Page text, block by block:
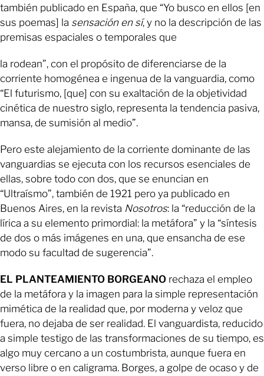
también publicado en España, que “Yo busco en ellos [en
sus poemas] la sensación en sí, y no la descripción de las
premisas espaciales o temporales que
la rodean”, con el propósito de diferenciarse de la
corriente homogénea e ingenua de la vanguardia, como
“El futurismo, [que] con su exaltación de la objetividad
cinética de nuestro siglo, representa la tendencia pasiva,
mansa, de sumisión al medio”.
Pero este alejamiento de la corriente dominante de las
vanguardias se ejecuta con los recursos esenciales de
ellas, sobre todo con dos, que se enuncian en
“Ultraísmo”, también de 1921 pero ya publicado en
Buenos Aires, en la revista Nosotros: la “reducción de la
lírica a su elemento primordial: la metáfora” y la “síntesis
de dos o más imágenes en una, que ensancha de ese
modo su facultad de sugerencia”.
EL PLANTEAMIENTO BORGEANO rechaza el empleo
de la metáfora y la imagen para la simple representación
mimética de la realidad que, por moderna y veloz que
fuera, no dejaba de ser realidad. El vanguardista, reducido
a simple testigo de las transformaciones de su tiempo, es
algo muy cercano a un costumbrista, aunque fuera en
verso libre o en caligrama. Borges, a golpe de ocaso y de